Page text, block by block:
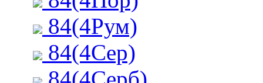
84(4Рум)
84(4Сер)